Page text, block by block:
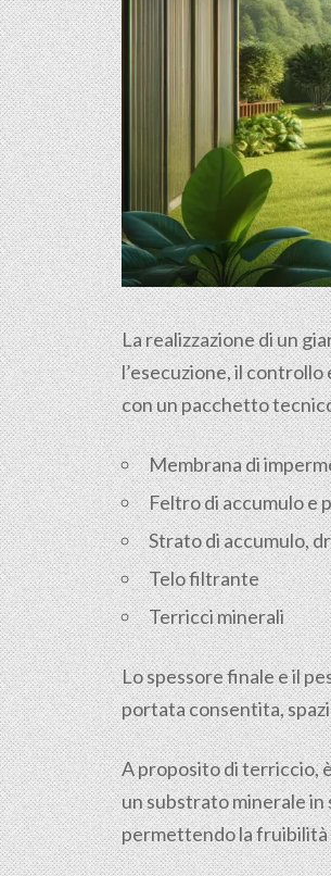
La realizzazione di un
l’esecuzione, il
con un pacchetto
Membrana di
Feltro di accumulo e
Strato di accumulo,
Telo filtrante
Terricci minerali
Lo spessore finale e il
portata consentita,
A proposito di terriccio,
un substrato minerale in
permettendo la